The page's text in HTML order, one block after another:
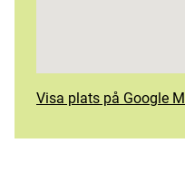
Visa plats på Google